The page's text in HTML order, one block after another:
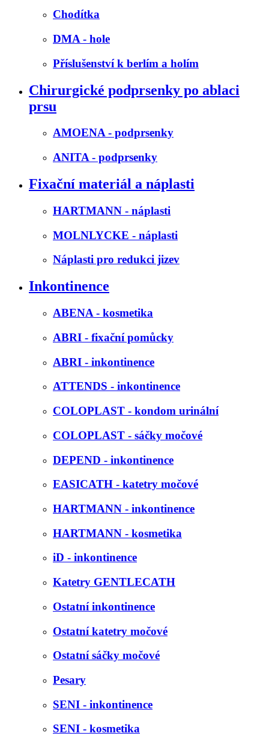
Chodítka
DMA - hole
Příslušenství k berlím a holím
Chirurgické podprsenky po ablaci
prsu
AMOENA - podprsenky
ANITA - podprsenky
Fixační materiál a náplasti
HARTMANN - náplasti
MOLNLYCKE - náplasti
Náplasti pro redukci jizev
Inkontinence
ABENA - kosmetika
ABRI - fixační pomůcky
ABRI - inkontinence
ATTENDS - inkontinence
COLOPLAST - kondom urinální
COLOPLAST - sáčky močové
DEPEND - inkontinence
EASICATH - katetry močové
HARTMANN - inkontinence
HARTMANN - kosmetika
iD - inkontinence
Katetry GENTLECATH
Ostatní inkontinence
Ostatní katetry močové
Ostatní sáčky močové
Pesary
SENI - inkontinence
SENI - kosmetika